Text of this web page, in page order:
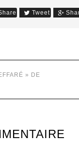
Tweet
» DE